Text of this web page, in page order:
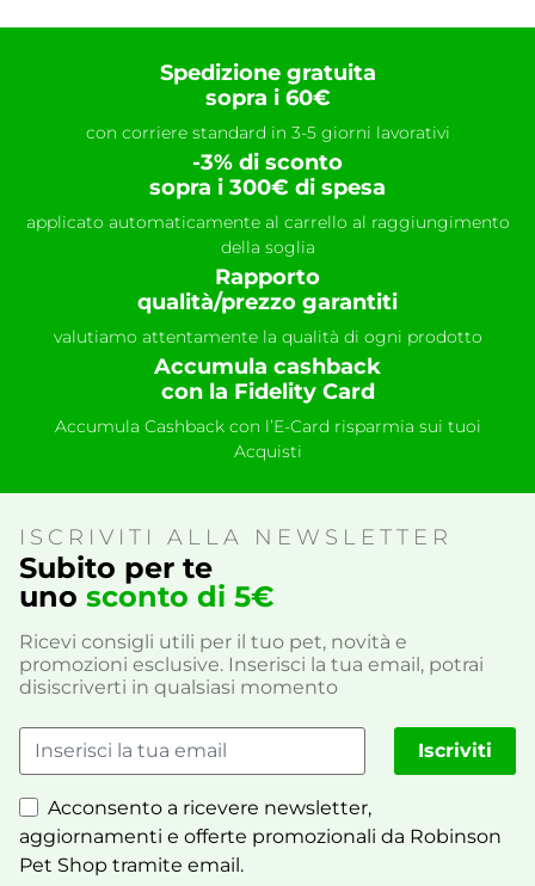
Spedizione gratuita
sopra i 60€
con corriere standard in 3-5 giorni lavorativi
-3% di sconto
sopra i 300€ di spesa
applicato automaticamente al carrello al raggiungimento
della soglia
Rapporto
qualità/prezzo garantiti
valutiamo attentamente la qualità di ogni prodotto
Accumula cashback
con la Fidelity Card
Accumula Cashback con l’E-Card risparmia sui tuoi
Acquisti
ISCRIVITI ALLA NEWSLETTER
Subito per te
uno sconto di 5€
Ricevi consigli utili per il tuo pet, novità e
promozioni esclusive. Inserisci la tua email, potrai
disiscriverti in qualsiasi momento
Acconsento a ricevere newsletter,
aggiornamenti e offerte promozionali da Robinson
Pet Shop tramite email.
Iscriviti